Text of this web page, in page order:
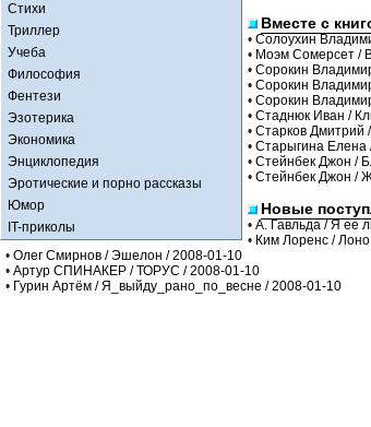
Стихи
Триллер
Учеба
Философия
Фентези
Эзотерика
Экономика
Энциклопедия
Эротические и порно рассказы
Юмор
IT-приколы
Вместе с
• Солоухин
• Моэм Сомерсет /
• Сорокин
• Сорокин
• Сорокин
• Стаднюк Иван /
• Старков Дмитрий
• Старыгина Елена
• Стейнбек Джон /
• Стейнбек Джон /
Новые
• А. Гавльда / Я ее
• Ким Лоренс /
• Олег Смирнов / Эшелон / 2008-01-10
• Артур СПИНАКЕР / ТОРУС / 2008-01-10
• Гурин Артём / Я_выйду_рано_по_весне / 2008-01-10